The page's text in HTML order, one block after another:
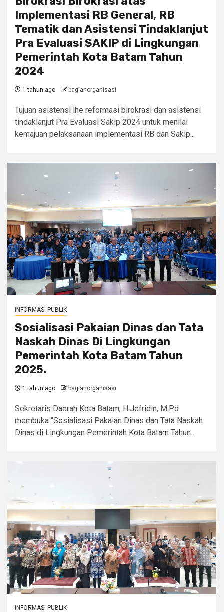
Implementasi RB General, RB
Tematik dan Asistensi Tindaklanjut
Pra Evaluasi SAKIP di Lingkungan
Pemerintah Kota Batam Tahun
2024
1 tahun ago bagianorganisasi
Tujuan asistensi lhe reformasi birokrasi dan asistensi
tindaklanjut Pra Evaluasi Sakip 2024 untuk menilai
kemajuan pelaksanaan implementasi RB dan Sakip...
INFORMASI PUBLIK
Sosialisasi Pakaian Dinas dan Tata
Naskah Dinas Di Lingkungan
Pemerintah Kota Batam Tahun
2025.
1 tahun ago bagianorganisasi
Sekretaris Daerah Kota Batam, H.Jefridin, M.Pd
membuka “Sosialisasi Pakaian Dinas dan Tata Naskah
Dinas di Lingkungan Pemerintah Kota Batam Tahun...
INFORMASI PUBLIK